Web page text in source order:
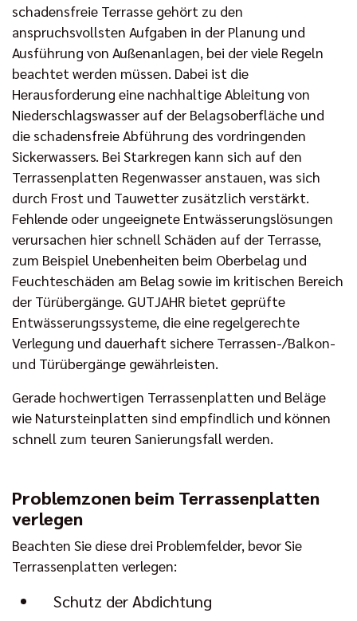
schadensfreie Terrasse gehört zu den
anspruchsvollsten Aufgaben in der Planung und
Ausführung von Außenanlagen, bei der viele Regeln
beachtet werden müssen. Dabei ist die
Herausforderung eine nachhaltige Ableitung von
Niederschlagswasser auf der Belagsoberfläche und
die schadensfreie Abführung des vordringenden
Sickerwassers. Bei Starkregen kann sich auf den
Terrassenplatten Regenwasser anstauen, was sich
durch Frost und Tauwetter zusätzlich verstärkt.
Fehlende oder ungeeignete Entwässerungslösungen
verursachen hier schnell Schäden auf der Terrasse,
zum Beispiel Unebenheiten beim Oberbelag und
Feuchteschäden am Belag sowie im kritischen Bereich
der Türübergänge. GUTJAHR bietet geprüfte
Entwässerungssysteme, die eine regelgerechte
Verlegung und dauerhaft sichere Terrassen-/Balkon-
und Türübergänge gewährleisten.
Gerade hochwertigen Terrassenplatten und Beläge
wie Natursteinplatten sind empfindlich und können
schnell zum teuren Sanierungsfall werden.
Problemzonen beim Terrassenplatten
verlegen
Beachten Sie diese drei Problemfelder, bevor Sie
Terrassenplatten verlegen:
Schutz der Abdichtung